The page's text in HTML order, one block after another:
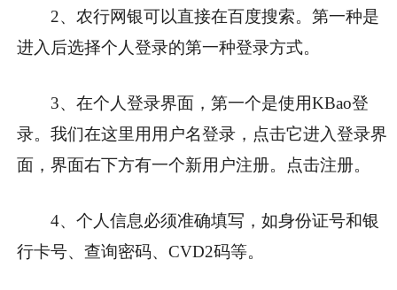
2、农行网银可以直接在百度搜索。第一种是
进入后选择个人登录的第一种登录方式。
3、在个人登录界面，第一个是使用KBao登
录。我们在这里用用户名登录，点击它进入登录界
面，界面右下方有一个新用户注册。点击注册。
4、个人信息必须准确填写，如身份证号和银
行卡号、查询密码、CVD2码等。